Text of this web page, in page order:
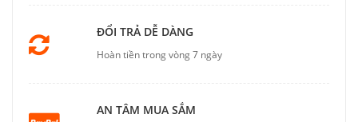
ĐỔI TRẢ DỄ DÀNG
Hoàn tiền trong vòng 7 ngày
AN TÂM MUA SẮM